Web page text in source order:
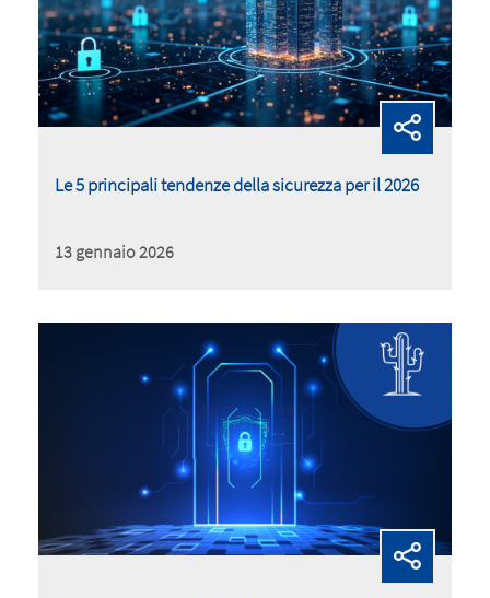
Le 5 principali tendenze della sicurezza per il 2026
13 gennaio 2026